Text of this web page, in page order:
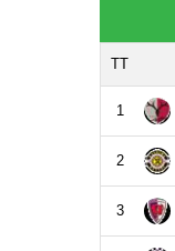
TT
1
2
3